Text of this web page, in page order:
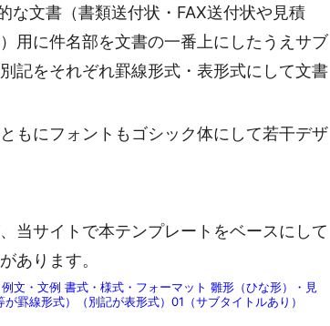
な文書（書類送付状・FAX送付状や見積
用に件名部を文書の一番上にしたうえサブ
記をそれぞれ罫線形式・表形式にして文書
もにフォントもゴシック体にして若干デザ
当サイトで本テンプレートをベースにして
あります。
文・文例 書式・様式・フォーマット 雛形（ひな形）・見
罫線形式）（別記が表形式）01（サブタイトルあり）